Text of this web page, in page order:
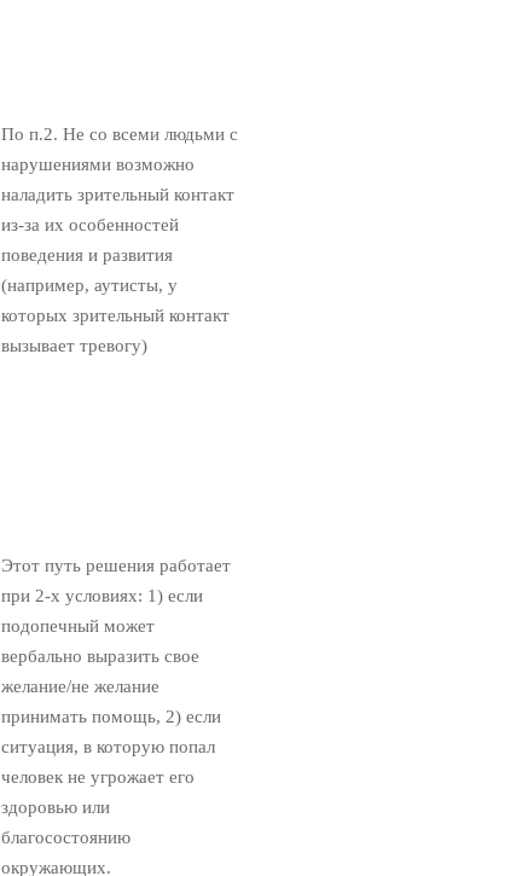
По п.2. Не со всеми людьми с
нарушениями возможно
наладить зрительный контакт
из-за их особенностей
поведения и развития
(например, аутисты, у
которых зрительный контакт
вызывает тревогу)
Этот путь решения работает
при 2-х условиях: 1) если
подопечный может
вербально выразить свое
желание/не желание
принимать помощь, 2) если
ситуация, в которую попал
человек не угрожает его
здоровью или
благосостоянию
окружающих.